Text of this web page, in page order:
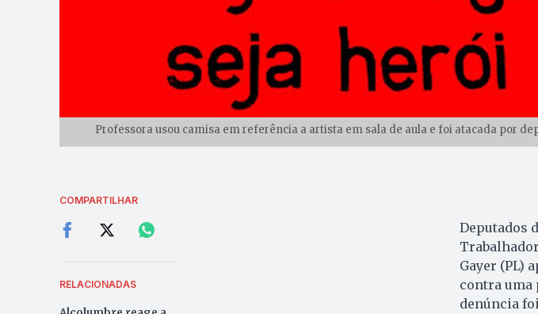
Professora usou camisa em referência a artista em sala de aula e foi atacada por
COMPARTILHAR
RELACIONADAS
Deputados
Gayer (PL)
contra uma
denúncia